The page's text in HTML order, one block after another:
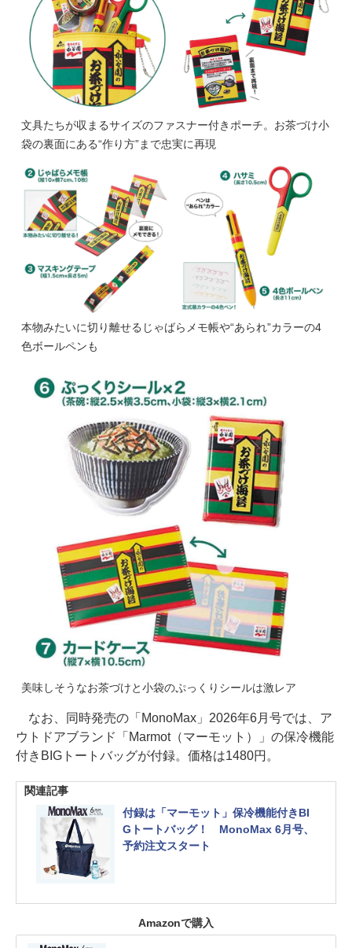
文具たちが収まるサイズのファスナー付きポーチ。お茶づけ小
袋の裏面にある“作り方”まで忠実に再現
本物みたいに切り離せるじゃばらメモ帳や“あられ”カラーの4
色ボールペンも
美味しそうなお茶づけと小袋のぷっくりシールは激レア
なお、同時発売の「MonoMax」2026年6月号では、ア
ウトドアブランド「Marmot（マーモット）」の保冷機能
付きBIGトートバッグが付録。価格は1480円。
関連記事
付録は「マーモット」保冷機能付きBI
Gトートバッグ！ MonoMax 6月号、
予約注文スタート
Amazonで購入